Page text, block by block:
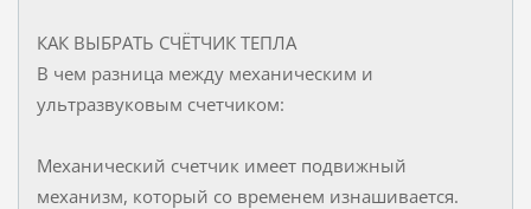
КАК ВЫБРАТЬ СЧЁТЧИК ТЕПЛА
В чем разница между механическим и
ультразвуковым счетчиком:
Механический счетчик имеет подвижный
механизм, который со временем изнашивается.